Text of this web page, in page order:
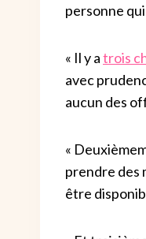
personne
« Il y atrois
avec
aucun des
«
prendre des
être